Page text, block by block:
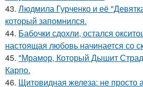
43. Людмила Гурченко и её
который запомнился.
44. Бабочки сдохли, остался
настоящая любовь начинается со
45. "Мрамор, Который Дышит
Карпо.
46. Щитовидная железа: не просто